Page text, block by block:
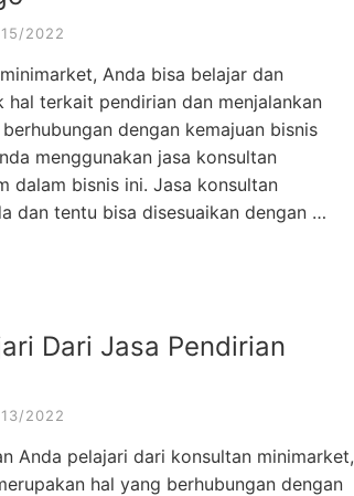
2022
Anda bisa belajar dan
terkait pendirian dan menjalankan
dengan kemajuan bisnis
menggunakan jasa konsultan
dalam bisnis ini. Jasa konsultan
dan tentu bisa disesuaikan dengan …
Dari Jasa Pendirian
2022
Anda pelajari dari konsultan minimarket,
hal yang berhubungan dengan